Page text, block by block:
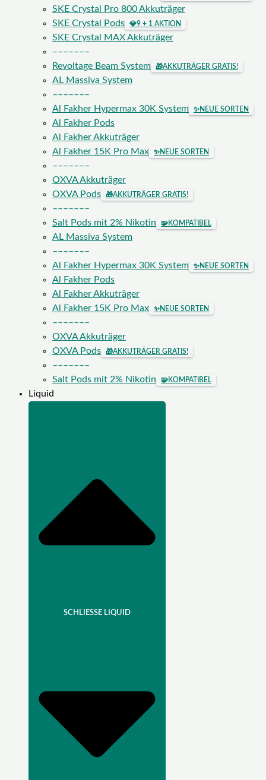
SKE Crystal Pro 800 Akkuträger
SKE Crystal Pods
💎9 + 1 AKTION
SKE Crystal MAX Akkuträger
–––––––
Revoltage Beam System
🎁AKKUTRÄGER GRATIS!
AL Massiva System
–––––––
Al Fakher Hypermax 30K System
✨NEUE SORTEN
Al Fakher Pods
Al Fakher Akkuträger
Al Fakher 15K Pro Max
✨NEUE SORTEN
–––––––
OXVA Akkuträger
OXVA Pods
🎁AKKUTRÄGER GRATIS!
–––––––
Salt Pods mit 2% Nikotin
🧩KOMPATIBEL
AL Massiva System
–––––––
Al Fakher Hypermax 30K System
✨NEUE SORTEN
Al Fakher Pods
Al Fakher Akkuträger
Al Fakher 15K Pro Max
✨NEUE SORTEN
–––––––
OXVA Akkuträger
OXVA Pods
🎁AKKUTRÄGER GRATIS!
–––––––
Salt Pods mit 2% Nikotin
🧩KOMPATIBEL
Liquid
SCHLIESSE LIQUID